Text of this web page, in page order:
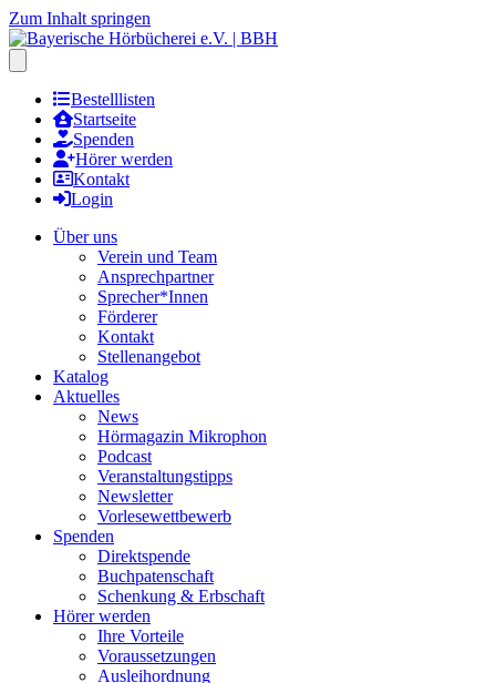
Zum Inhalt springen
Bestelllisten
Startseite
Spenden
Hörer werden
Kontakt
Login
Über uns
Verein und Team
Ansprechpartner
Sprecher*Innen
Förderer
Kontakt
Stellenangebot
Katalog
Aktuelles
News
Hörmagazin Mikrophon
Podcast
Veranstaltungstipps
Newsletter
Vorlesewettbewerb
Spenden
Direktspende
Buchpatenschaft
Schenkung & Erbschaft
Hörer werden
Ihre Vorteile
Voraussetzungen
Ausleihordnung